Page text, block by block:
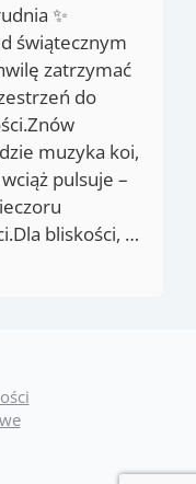
✨
świątecznym
zatrzymać
do
muzyka koi,
pulsuje –
bliskości, …